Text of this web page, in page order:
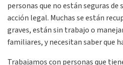
personas que no están seguras
acción legal. Muchas se están
graves, están sin trabajo o
familiares, y necesitan saber que
Trabajamos con personas que